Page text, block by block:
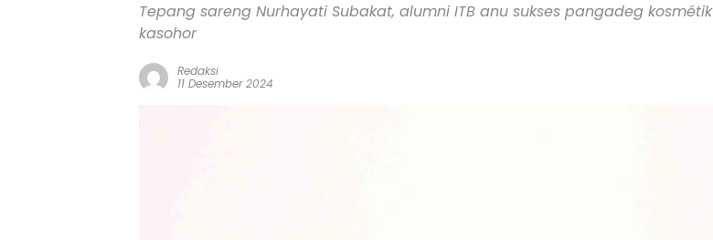
Tepang sareng Nurhayati Subakat, alumni ITB anu sukses pangadeg kosmétik
kasohor
Redaksi
11 Desember 2024